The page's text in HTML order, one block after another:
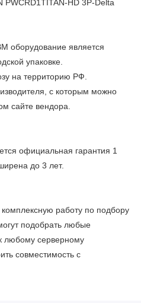
PWCRD1TITAN-HD 3P-Delta
оборудование является
упаковке.
на территорию РФ.
с которым можно
сайте вендора.
официальная гарантия 1
до 3 лет.
работу по подбору
подобрать любые
любому серверному
совместимость с
и проводим регулярное